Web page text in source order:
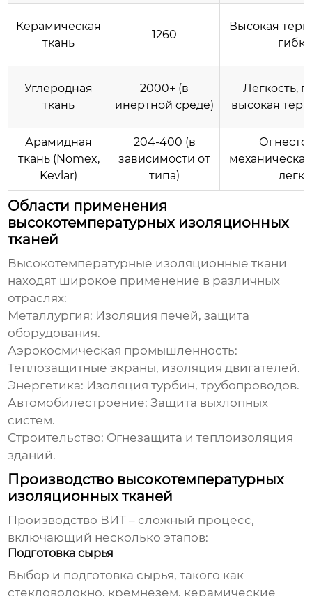
Керамическая
ткань
1260
Высокая
Углеродная
ткань
2000+ (в
инертной среде)
Легкость,
высокая
Арамидная
ткань (Nomex,
Kevlar)
204-400 (в
зависимости от
типа)
Области применения
высокотемпературных изоляционных
тканей
Высокотемпературные изоляционные ткани
находят широкое применение в различных
отраслях:
Металлургия: Изоляция печей, защита
оборудования.
Аэрокосмическая промышленность:
Теплозащитные экраны, изоляция двигателей.
Энергетика: Изоляция турбин, трубопроводов.
Автомобилестроение: Защита выхлопных
систем.
Строительство: Огнезащита и теплоизоляция
зданий.
Производство высокотемпературных
изоляционных тканей
Производство ВИТ – сложный процесс,
включающий несколько этапов:
Подготовка сырья
Выбор и подготовка сырья, такого как
стекловолокно, кремнезем, керамические